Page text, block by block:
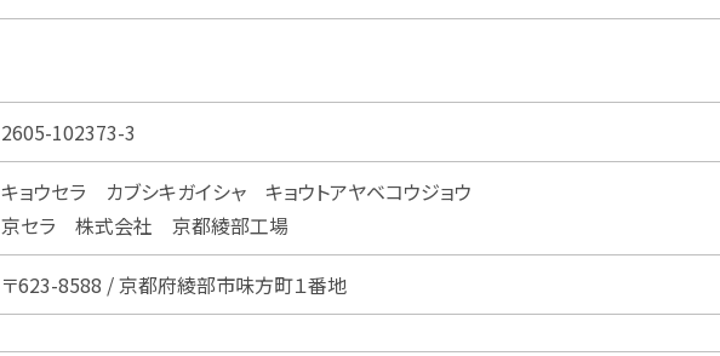
2605-102373-3
キョウセラ カブシキガイシャ キョウトアヤベコウジョウ
京セラ 株式会社 京都綾部工場
〒623-8588 / 京都府綾部市味方町１番地